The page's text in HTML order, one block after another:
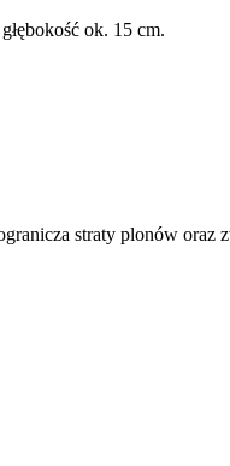
ok. 15 cm.
straty plonów oraz